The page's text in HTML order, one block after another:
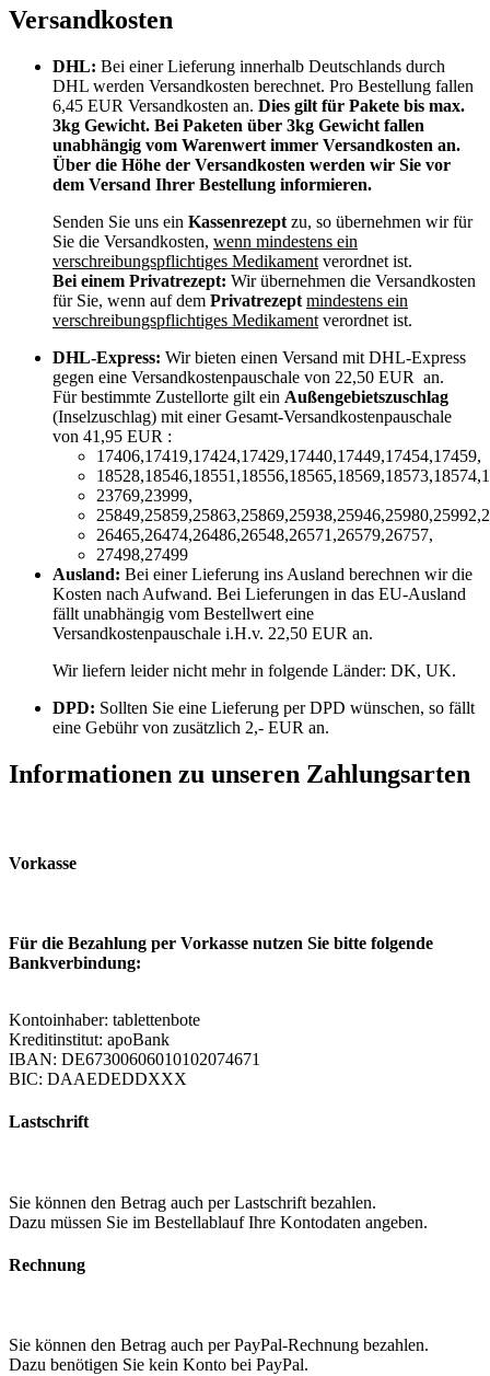
Versandkosten
DHL: Bei einer Lieferung innerhalb Deutschlands durch
DHL werden Versandkosten berechnet. Pro Bestellung fallen
6,45 EUR Versandkosten an. Dies gilt für Pakete bis max.
3kg Gewicht. Bei Paketen über 3kg Gewicht fallen
unabhängig vom Warenwert immer Versandkosten an.
Über die Höhe der Versandkosten werden wir Sie vor
dem Versand Ihrer Bestellung informieren.
Senden Sie uns ein Kassenrezept zu, so übernehmen wir für
Sie die Versandkosten, wenn mindestens ein
verschreibungspflichtiges Medikament verordnet ist.
Bei einem Privatrezept: Wir übernehmen die Versandkosten
für Sie, wenn auf dem Privatrezept mindestens ein
verschreibungspflichtiges Medikament verordnet ist.
DHL-Express: Wir bieten einen Versand mit DHL-Express
gegen eine Versandkostenpauschale von 22,50 EUR an.
Für bestimmte Zustellorte gilt ein Außengebietszuschlag
(Inselzuschlag) mit einer Gesamt-Versandkostenpauschale
von 41,95 EUR :
17406,17419,17424,17429,17440,17449,17454,17459,
23769,23999,
26465,26474,26486,26548,26571,26579,26757,
27498,27499
Ausland: Bei einer Lieferung ins Ausland berechnen wir die
Kosten nach Aufwand. Bei Lieferungen in das EU-Ausland
fällt unabhängig vom Bestellwert eine
Versandkostenpauschale i.H.v. 22,50 EUR an.
Wir liefern leider nicht mehr in folgende Länder: DK, UK.
DPD: Sollten Sie eine Lieferung per DPD wünschen, so fällt
eine Gebühr von zusätzlich 2,- EUR an.
Informationen zu unseren Zahlungsarten
Vorkasse
Für die Bezahlung per Vorkasse nutzen Sie bitte folgende
Bankverbindung:
Kontoinhaber: tablettenbote
Kreditinstitut: apoBank
IBAN: DE67300606010102074671
BIC: DAAEDEDDXXX
Lastschrift
Sie können den Betrag auch per Lastschrift bezahlen.
Dazu müssen Sie im Bestellablauf Ihre Kontodaten angeben.
Rechnung
Sie können den Betrag auch per PayPal-Rechnung bezahlen.
Dazu benötigen Sie kein Konto bei PayPal.